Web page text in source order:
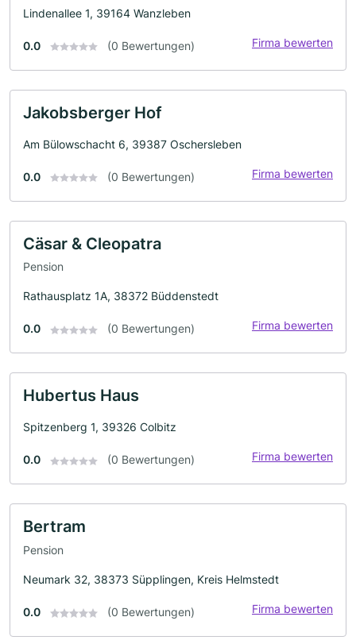
Lindenallee 1, 39164 Wanzleben
0.0 (0 Bewertungen) Firma bewerten
Jakobsberger Hof
Am Bülowschacht 6, 39387 Oschersleben
0.0 (0 Bewertungen) Firma bewerten
Cäsar & Cleopatra
Pension
Rathausplatz 1A, 38372 Büddenstedt
0.0 (0 Bewertungen) Firma bewerten
Hubertus Haus
Spitzenberg 1, 39326 Colbitz
0.0 (0 Bewertungen) Firma bewerten
Bertram
Pension
Neumark 32, 38373 Süpplingen, Kreis Helmstedt
0.0 (0 Bewertungen) Firma bewerten